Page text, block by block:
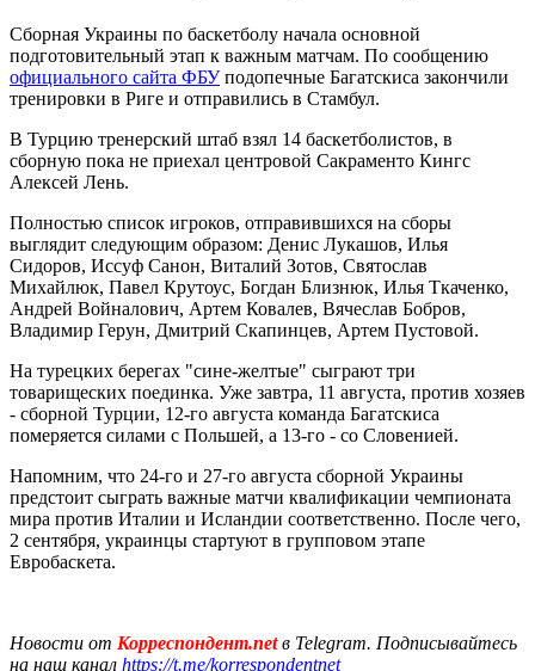
Сборная Украины по баскетболу начала основной
подготовительный этап к важным матчам. По сообщению
официального сайта ФБУподопечные Багатскиса закончили
тренировки в Риге и отправились в Стамбул.
В Турцию тренерский штаб взял 14 баскетболистов, в
сборную пока не приехал центровой Сакраменто Кингс
Алексей Лень.
Полностью список игроков, отправившихся на сборы
выглядит следующим образом: Денис Лукашов, Илья
Сидоров, Иссуф Санон, Виталий Зотов, Святослав
Михайлюк, Павел Крутоус, Богдан Близнюк, Илья Ткаченко,
Андрей Войналович, Артем Ковалев, Вячеслав Бобров,
Владимир Герун, Дмитрий Скапинцев, Артем Пустовой.
На турецких берегах "сине-желтые" сыграют три
товарищеских поединка. Уже завтра, 11 августа, против хозяев
- сборной Турции, 12-го августа команда Багатскиса
померяется силами с Польшей, а 13-го - со Словенией.
Напомним, что 24-го и 27-го августа сборной Украины
предстоит сыграть важные матчи квалификации чемпионата
мира против Италии и Исландии соответственно. После чего,
2 сентября, украинцы стартуют в групповом этапе
Евробаскета.
Новости от Корреспондент.netв Telegram. Подписывайтесь
на наш канал https://t.me/korrespondentnet